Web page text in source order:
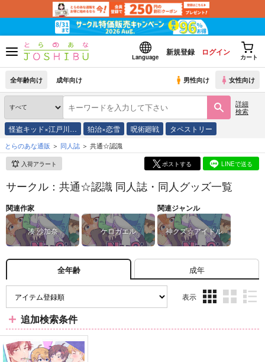
Language
新規登録 ログイン
カート
全年齢向け 成年向け 男性向け 女性向け
詳細
検索
怪盗キッド×江戸川… 狛治×恋雪 呪術廻戦 タペストリー
とらのあな通販 同人誌 共通☆認識
入荷アラート ポストする LINEで送る
サークル：共通☆認識 同人誌・同人グッズ一覧
関連作家
湊 沙加奈 ケロガエル
関連ジャンル
神クズ☆アイドル
全年齢 成年
表示
ム
ム
ム
追加検索条件